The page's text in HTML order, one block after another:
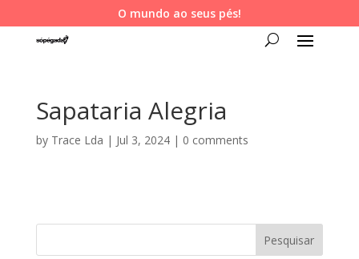
O mundo ao seus pés!
Sapataria Alegria
by Trace Lda | Jul 3, 2024| 0 comments
Pesquisar